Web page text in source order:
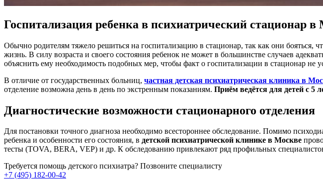
Госпитализация ребенка в психиатрический стационар в
Обычно родителям тяжело решиться на госпитализацию в стационар, так как они бояться,
жизнь. В силу возраста и своего состояния ребенок не может в большинстве случаев
объяснить ему необходимость подобных мер, чтобы факт о госпитализации в стационар не
В отличие от государственных больниц, частная детская психиатрическая клиника в
отделение возможна день в день по экстренным показаниям. Приём ведётся для детей с 5
Диагностические возможности стационарного отделения
Для постановки точного диагноза необходимо всестороннее обследование. Помимо
ребенка и особенности его состояния, в детской психиатрической клинике в Москве
тесты (TOVA, BERA, VEP) и др. К обследованию привлекают ряд профильных
Требуется помощь детского психиатра? Позвоните специалисту
+7 (495) 182-00-42